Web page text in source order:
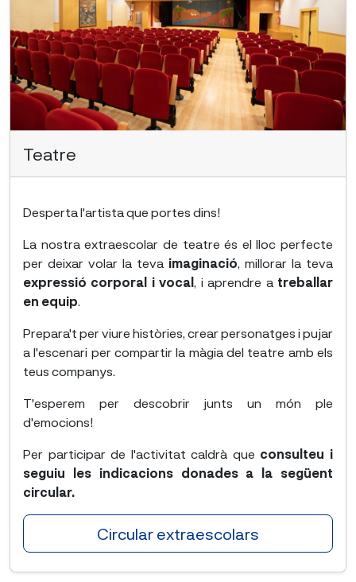
Teatre
Desperta l'artista que portes dins!
La nostra extraescolar de teatre és el lloc perfecte
per deixar volar la teva imaginació, millorar la teva
expressió corporal i vocal, i aprendre a treballar
en equip.
Prepara't per viure històries, crear personatges i pujar
a l'escenari per compartir la màgia del teatre amb els
teus companys.
T'esperem per descobrir junts un món ple
d'emocions!
Per participar de l'activitat caldrà que consulteu i
seguiu les indicacions donades a la següent
circular.
Circular extraescolars